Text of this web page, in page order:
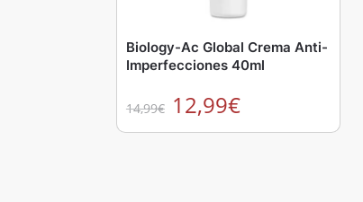
Biology-Ac Global Crema Anti-
Imperfecciones 40ml
14,99€ 12,99€